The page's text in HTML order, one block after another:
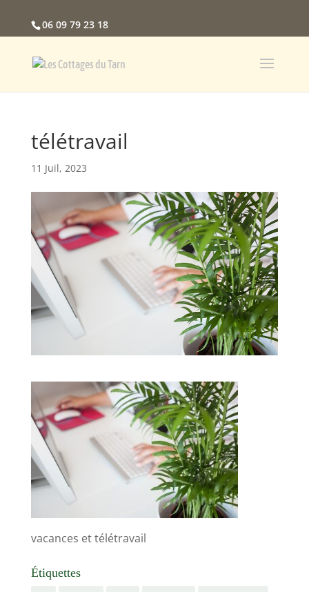
06 09 79 23 18
télétravail
11 Juil, 2023
vacances et télétravail
Étiquettes